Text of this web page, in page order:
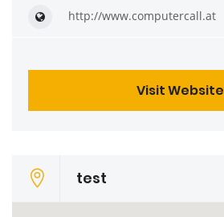
http://www.computercall.at
Visit Website
test